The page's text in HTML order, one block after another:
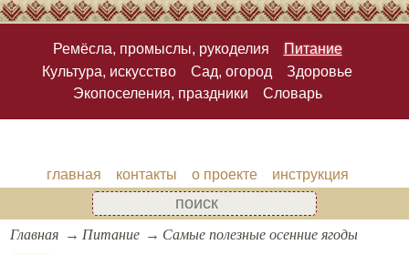
Ремёсла, промыслы, рукоделия
Питание
Культура, искусство
Сад, огород
Здоровье
Экопоселения, праздники
Словарь
главная контакты о проекте инструкция
Главная Питание
Самые полезные осенние ягоды